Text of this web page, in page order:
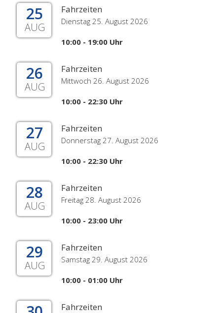
25
AUG
Fahrzeiten
Dienstag 25. August 2026
10:00 - 19:00 Uhr
26
AUG
Fahrzeiten
Mittwoch 26. August 2026
10:00 - 22:30 Uhr
27
AUG
Fahrzeiten
Donnerstag 27. August 2026
10:00 - 22:30 Uhr
28
AUG
Fahrzeiten
Freitag 28. August 2026
10:00 - 23:00 Uhr
29
AUG
Fahrzeiten
Samstag 29. August 2026
10:00 - 01:00 Uhr
Fahrzeiten